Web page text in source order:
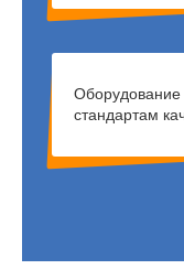
Оборудование
стандартам